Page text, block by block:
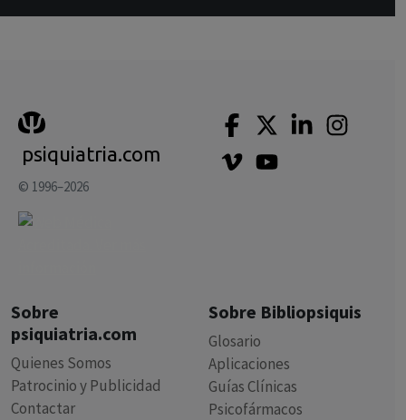
psiquiatria.com
© 1996–2026
Sobre
psiquiatria.com
Quienes Somos
Patrocinio y Publicidad
Contactar
Sobre Bibliopsiquis
Glosario
Aplicaciones
Guías Clínicas
Psicofármacos